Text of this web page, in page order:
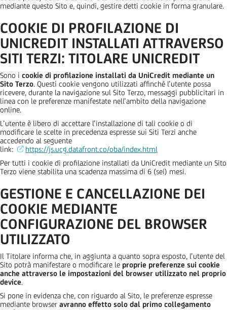
mediante questo Sito e, quindi, gestire detti cookie in forma granulare.
COOKIE DI PROFILAZIONE DI
UNICREDIT INSTALLATI ATTRAVERSO
SITI TERZI: TITOLARE UNICREDIT
Sono i cookie di profilazione installati da UniCredit mediante un
Sito Terzo. Questi cookie vengono utilizzati affinché l’utente possa
ricevere, durante la navigazione sul Sito Terzo, messaggi pubblicitari in
linea con le preferenze manifestate nell’ambito della navigazione
online.
L’utente è libero di accettare l’installazione di tali cookie o di
modificare le scelte in precedenza espresse sui Siti Terzi anche
accedendo al seguente
link:
https://js.ucg.datafront.co/oba/index.html
Per tutti i cookie di profilazione installati da UniCredit mediante un Sito
Terzo viene stabilita una scadenza massima di 6 (sei) mesi.
GESTIONE E CANCELLAZIONE DEI
COOKIE MEDIANTE
CONFIGURAZIONE DEL BROWSER
UTILIZZATO
Il Titolare informa che, in aggiunta a quanto sopra esposto, l’utente del
Sito potrà manifestare o modificare le proprie preferenze sui cookie
anche attraverso le impostazioni del browser utilizzato nel proprio
device.
Si pone in evidenza che, con riguardo al Sito, le preferenze espresse
mediante browser avranno effetto solo dal primo collegamento